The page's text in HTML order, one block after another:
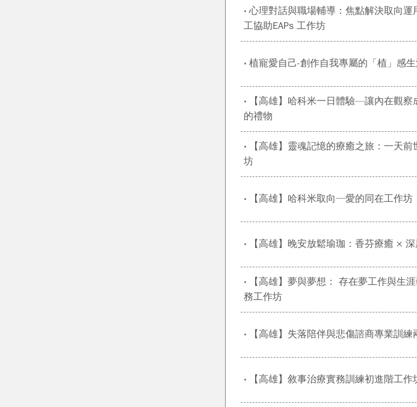
‧ 心理對話與職場輔導：焦點解決取向運
工協助EAPs 工作坊
‧ 植寵愛自己-創作自我專屬的「植」感
‧ 【高雄】哈科米一日體驗—讓內在觀察
的禮物
‧ 【高雄】靈魂記憶的療癒之旅：一天前
坊
‧ 【高雄】哈科米取向─愛的同在工作坊
‧ 【高雄】晚安放鬆瑜珈：香芬療癒 ×
‧ 【高雄】夢與夢想： 存在夢工作與生
務工作坊
‧ 【高雄】失落陪伴與悲傷諮商專業訓練
‧ 【高雄】敘事治療實務訓練初進階工作